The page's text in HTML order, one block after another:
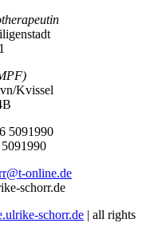
Kvissel
5091990
online.de
schorr.de
schorr.de | all rights